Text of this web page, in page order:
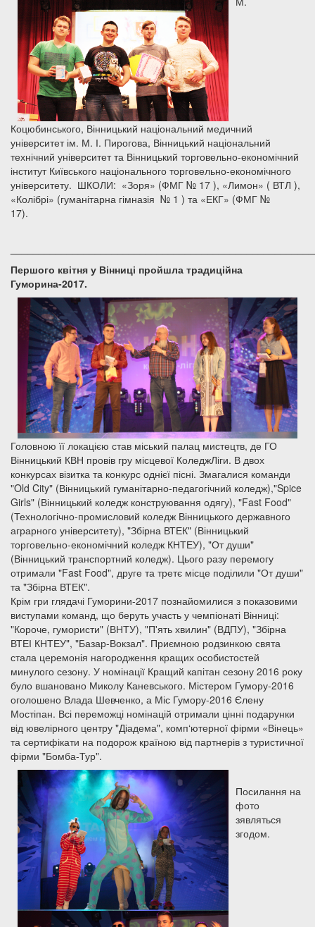
Коцюбинського, Вінницький національний медичний
університет ім. М. І. Пирогова, Вінницький національний
технічний університет та Вінницький торговельно-економічний
інститут Київського національного торговельно-економічного
університету. ШКОЛИ: «Зоря» (ФМГ № 17 ), «Лимон» ( ВТЛ ),
«Колібрі» (гуманітарна гімназія № 1 ) та «ЕКГ» (ФМГ №
17).
Першого квітня у Вінниці пройшла традиційна
Гуморина-2017.
Головною її локацією став міський палац мистецтв, де ГО
Вінницький КВН провів гру місцевої КоледжЛіги. В двох
конкурсах візитка та конкурс однієї пісні. Змагалися команди
"Old City" (Вінницький гуманітарно-педагогічний коледж),"Spice
Girls" (Вінницький коледж конструювання одягу), "Fast Food"
(Технологічно-промисловий коледж Вінницького державного
аграрного університету), "Збірна ВТЕК" (Вінницький
торговельно-економічний коледж КНТЕУ), "От души"
(Вінницький транспортний коледж). Цього разу перемогу
отримали "Fast Food", друге та третє місце поділили "От души"
та "Збірна ВТЕК".
Крім гри глядачі Гуморини-2017 познайомилися з показовими
виступами команд, що беруть участь у чемпіонаті Вінниці:
"Короче, гумористи" (ВНТУ), "П'ять хвилин" (ВДПУ), "Збірна
ВТЕІ КНТЕУ", "Базар-Вокзал". Приємною родзинкою свята
стала церемонія нагородження кращих особистостей
минулого сезону. У номінації Кращий капітан сезону 2016 року
було вшановано Миколу Каневського. Містером Гумору-2016
оголошено Влада Шевченко, а Міс Гумору-2016 Єлену
Мостіпан. Всі переможці номінацій отримали цінні подарунки
від ювелірного центру "Діадема", комп‘ютерної фірми «Вінець»
та сертифікати на подорож країною від партнерів з туристичної
фірми "Бомба-Тур".
Посилання на
фото
зявляться
згодом.